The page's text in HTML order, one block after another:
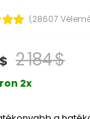
(28607
2 184 $
2x